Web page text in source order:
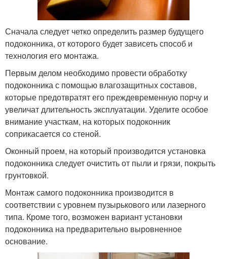
Сначала следует четко определить размер будущего
подоконника, от которого будет зависеть способ и
технология его монтажа.
Первым делом необходимо провести обработку
подоконника с помощью влагозащитных составов,
которые предотвратят его преждевременную порчу и
увеличат длительность эксплуатации. Уделите особое
внимание участкам, на которых подоконник
соприкасается со стеной.
Оконный проем, на который производится установка
подоконника следует очистить от пыли и грязи, покрыть
грунтовкой.
Монтаж самого подоконника производится в
соответствии с уровнем пузырькового или лазерного
типа. Кроме того, возможен вариант установки
подоконника на предварительно выровненное
основание.